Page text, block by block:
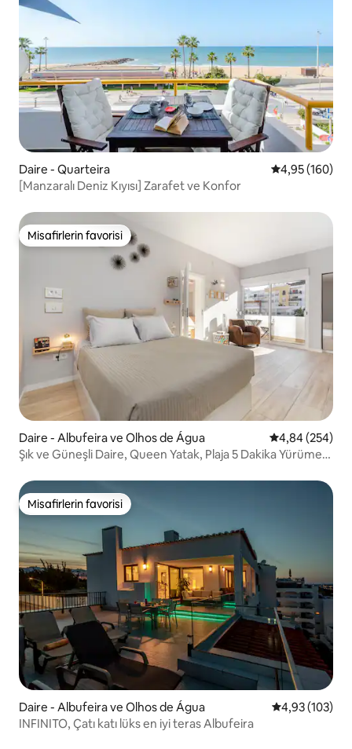
Daire - Quarteira 5 üzerinden
4,95 (160)
[Manzaralı Deniz Kıyısı] Zarafet ve Konfor
Misafirlerin favorisi
Misafirlerin favorisi
Daire - Albufeira ve Olhos de Água 5 üzerinden
4,84 (254)
Şık ve Güneşli Daire, Queen Yatak, Plaja 5 Dakika Yürüme
Misafirlerin favorisi
Misafirlerin favorisi
Daire - Albufeira ve Olhos de Água 5 üzerinden
4,93 (103)
INFINITO, Çatı katı lüks en iyi teras Albufeira